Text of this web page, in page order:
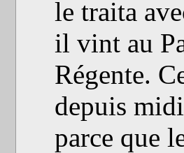
le traita
il vint au
Régente.
depuis
parce que